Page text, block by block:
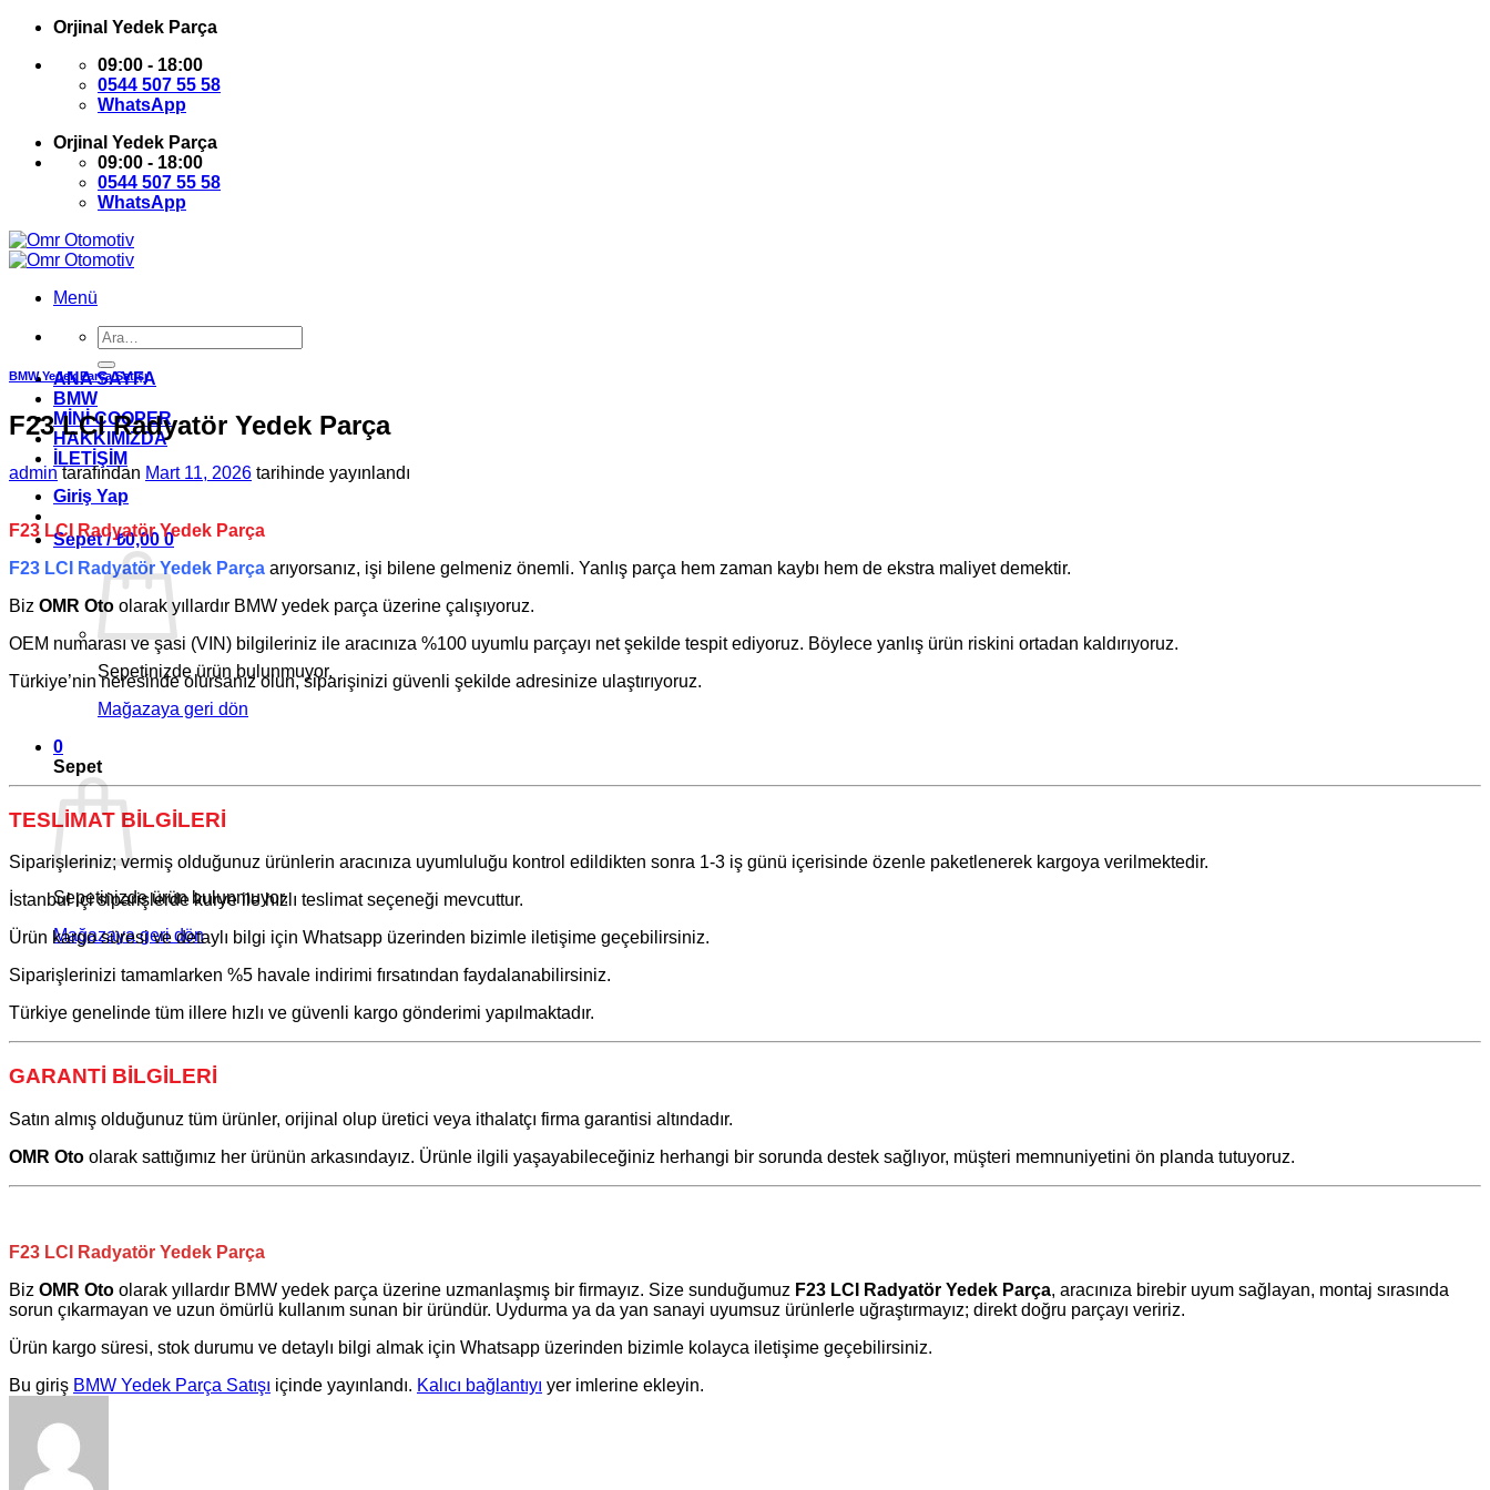
İçeriğeOrjinal Yedek Parça
09:00 - 18:00
0544 507 55 58
WhatsApp
Orjinal Yedek Parça
09:00 - 18:00
0544 507 55 58
WhatsApp
Menü
Ara:
ANA SAYFA
BMW
MİNİ COOPER
HAKKIMIZDA
İLETİŞİM
Giriş Yap
Sepet /₺0,00 0
Sepetinizde ürün bulunmuyor.
Mağazaya geri dön
0
Sepet
Sepetinizde ürün bulunmuyor.
Mağazaya geri dön
BMW Yedek Parça Satışı
F23 LCI Radyatör Yedek Parça
admintarafından Mart 11, 2026 tarihinde yayınlandı
F23 LCI Radyatör Yedek Parça
F23 LCI Radyatör Yedek Parça arıyorsanız, işi bilene gelmeniz önemli. Yanlış parça hem zaman kaybı hem de ekstra maliyet demektir.
Biz OMR Oto olarak yıllardır BMW yedek parça üzerine çalışıyoruz.
OEM numarası ve şasi (VIN) bilgileriniz ile aracınıza %100 uyumlu parçayı net şekilde tespit ediyoruz. Böylece yanlış ürün riskini ortadan kaldırıyoruz.
Türkiye’nin neresinde olursanız olun, siparişinizi güvenli şekilde adresinize ulaştırıyoruz.
TESLİMAT BİLGİLERİ
Siparişleriniz; vermiş olduğunuz ürünlerin aracınıza uyumluluğu kontrol edildikten sonra 1-3 iş günü içerisinde özenle paketlenerek kargoya verilmektedir.
İstanbul içi siparişlerde kurye ile hızlı teslimat seçeneği mevcuttur.
Ürün kargo süresi ve detaylı bilgi için Whatsapp üzerinden bizimle iletişime geçebilirsiniz.
Siparişlerinizi tamamlarken %5 havale indirimi fırsatından faydalanabilirsiniz.
Türkiye genelinde tüm illere hızlı ve güvenli kargo gönderimi yapılmaktadır.
GARANTİ BİLGİLERİ
Satın almış olduğunuz tüm ürünler, orijinal olup üretici veya ithalatçı firma garantisi altındadır.
OMR Oto olarak sattığımız her ürünün arkasındayız. Ürünle ilgili yaşayabileceğiniz herhangi bir sorunda destek sağlıyor, müşteri memnuniyetini ön planda tutuyoruz.
F23 LCI Radyatör Yedek Parça
Biz OMR Oto olarak yıllardır BMW yedek parça üzerine uzmanlaşmış bir firmayız. Size sunduğumuz F23 LCI Radyatör Yedek Parça, aracınıza birebir uyum sağlayan, montaj sırasında
sorun çıkarmayan ve uzun ömürlü kullanım sunan bir üründür. Uydurma ya da yan sanayi uyumsuz ürünlerle uğraştırmayız; direkt doğru parçayı veririz.
Ürün kargo süresi, stok durumu ve detaylı bilgi almak için Whatsapp üzerinden bizimle kolayca iletişime geçebilirsiniz.
Bu giriş BMW Yedek Parça Satışı içinde yayınlandı. Kalıcı bağlantıyı yer imlerine ekleyin.